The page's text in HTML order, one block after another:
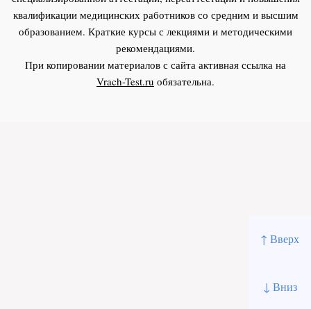
↑ Вверх
↓ Вниз
квалификации медицинских работников со средним и высшим
образованием. Краткие курсы с лекциями и методическими
рекомендациями.
При копировании материалов с сайта активная ссылка на
Vrach-Test.ru обязательна.